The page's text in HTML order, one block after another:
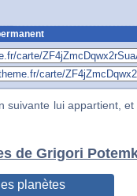
suivante lui appartient, et
de Grigori
planètes